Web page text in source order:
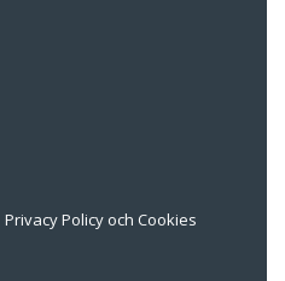
Privacy Policy och Cookies